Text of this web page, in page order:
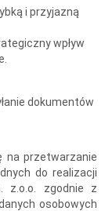
i przyjazną
wpływ
dokumentów
na przetwarzanie
do realizacji
z.o.o. zgodnie z
osobowych